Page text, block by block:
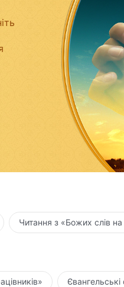
Читання з «Божих слів
Євангельські